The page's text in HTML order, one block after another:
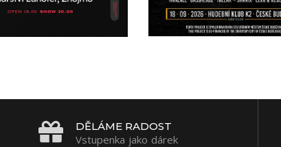
DĚLÁME RADOST
Vstupenka jako dárek